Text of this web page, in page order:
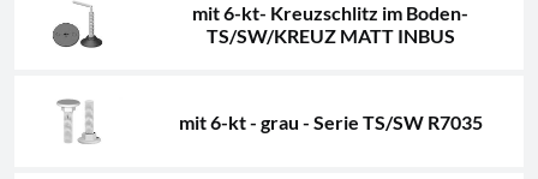
mit 6-kt- Kreuzschlitz im Boden-
TS/SW/KREUZ MATT INBUS
mit 6-kt - grau - Serie TS/SW R7035